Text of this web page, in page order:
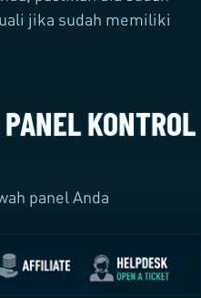
jika sudah memiliki
KONTROL
panel Anda